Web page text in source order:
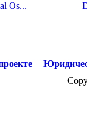
Os...
|